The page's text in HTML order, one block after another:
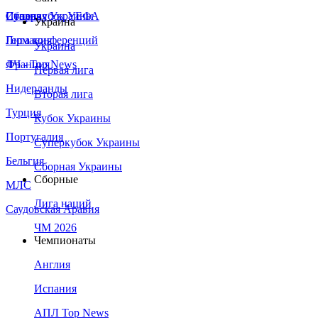
Сборная Украины
Италия
Германия
Франция
Нидерланды
Турция
Португалия
Бельгия
МЛС
Саудовская Аравия
Суперкубок УЕФА
Лига конференций
ЛЧ - Top News
Украина
Украина
Первая лига
Вторая лига
Кубок Украины
Суперкубок Украины
Сборная Украины
Сборные
Лига наций
ЧМ 2026
Чемпионаты
Англия
Испания
АПЛ Top News